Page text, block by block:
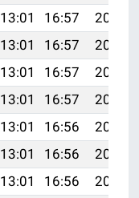
13:01 16:57
20:20
13:01 16:57
20:19
13:01 16:57
20:18
13:01 16:57
20:17
13:01 16:56
20:16
13:01 16:56
20:15
13:01 16:56
20:14